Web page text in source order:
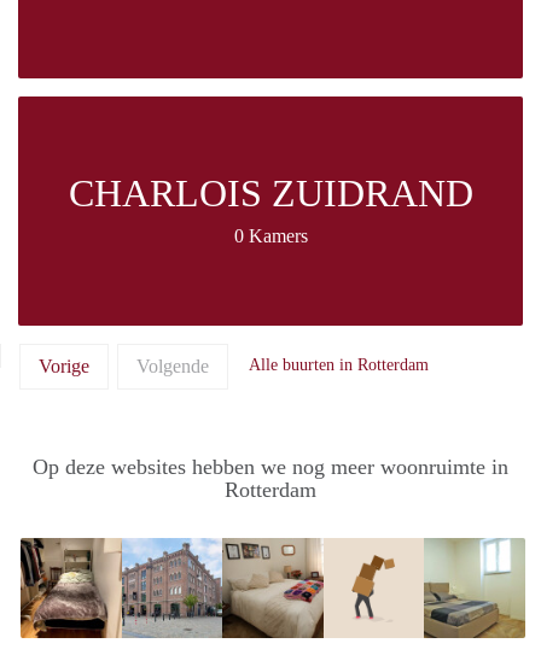
CHARLOIS ZUIDRAND
0 Kamers
Vorige Volgende Alle buurten in Rotterdam
Op deze websites hebben we nog meer woonruimte in
Rotterdam